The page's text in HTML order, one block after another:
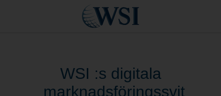
WSI :s digitala
marknadsföringssvit